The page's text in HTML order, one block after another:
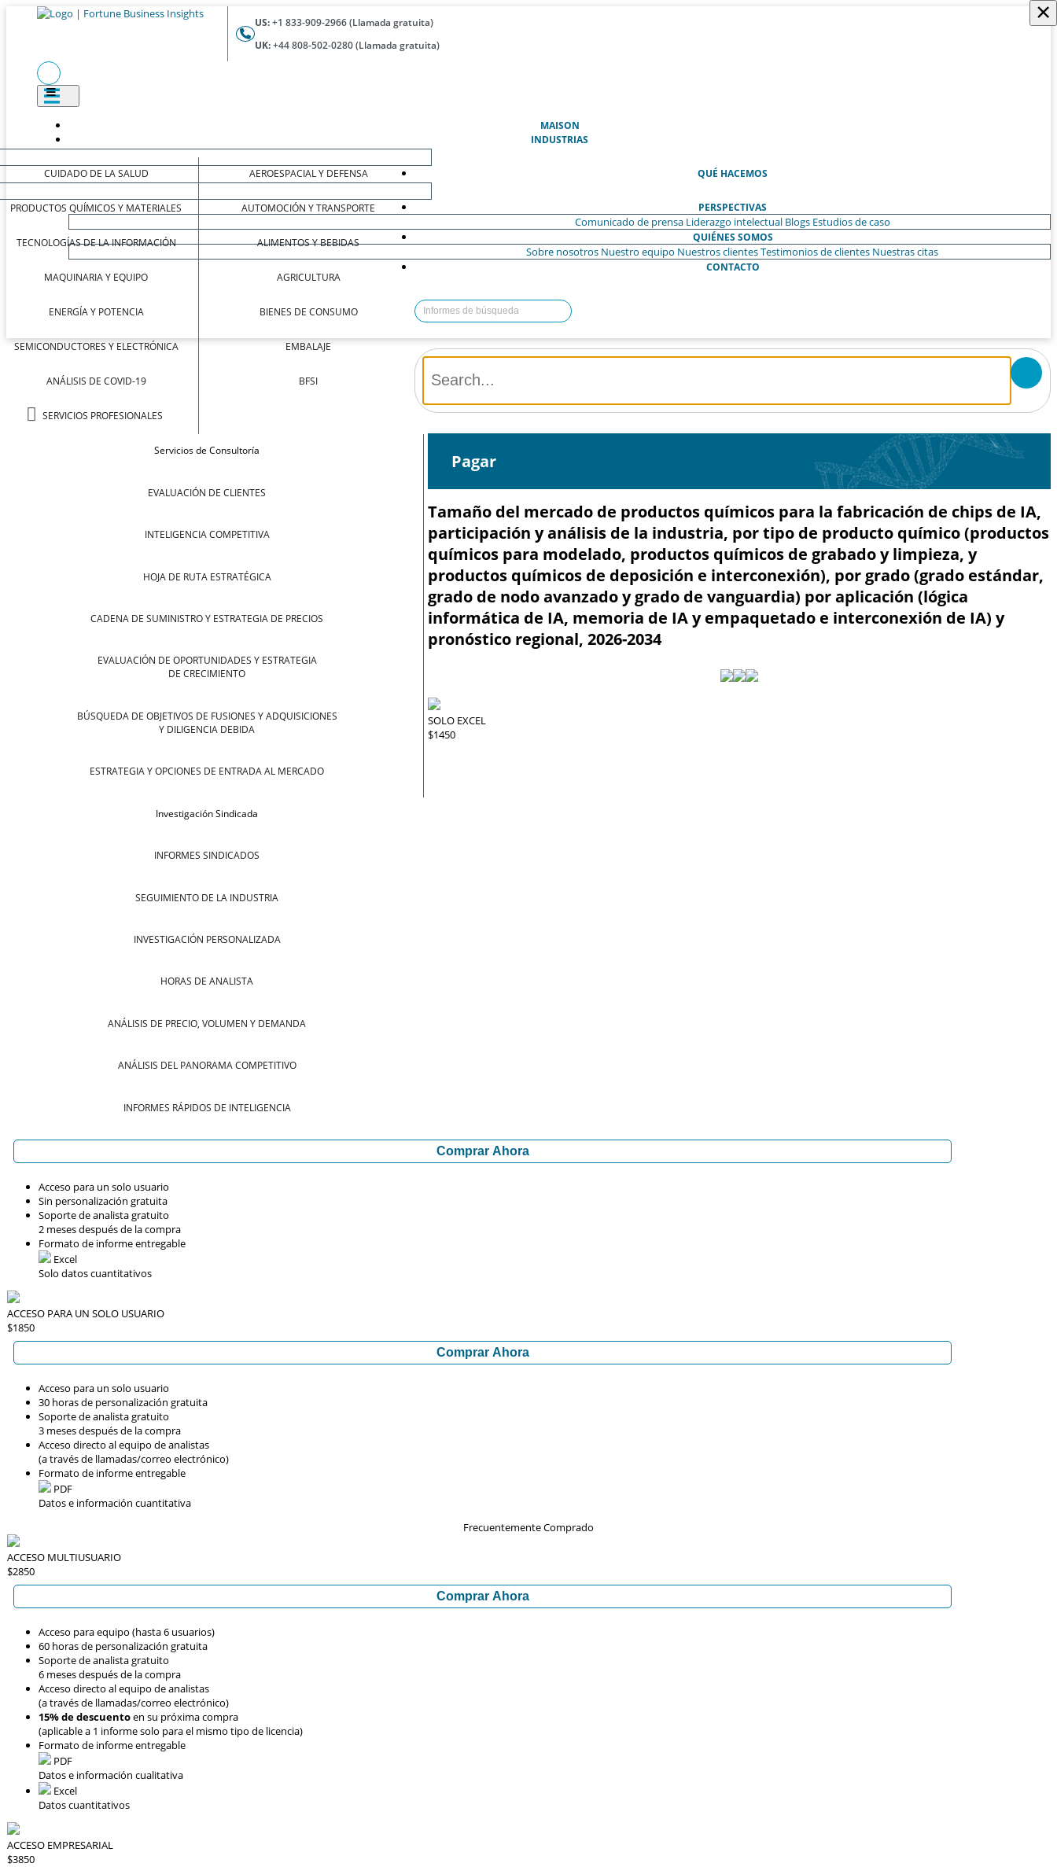
US:+1 833-909-2966 (Llamada gratuita)
UK:+44 808-502-0280 (Llamada gratuita)
MAISON(ACTUAL)
INDUSTRIAS
CUIDADO DE LA SALUD
PRODUCTOS QUÍMICOS Y MATERIALES
TECNOLOGÍAS DE LA INFORMACIÓN
MAQUINARIA Y EQUIPO
ENERGÍA Y POTENCIA
SEMICONDUCTORES Y ELECTRÓNICA
ANÁLISIS DE COVID-19
SERVICIOS PROFESIONALES
AEROESPACIAL Y DEFENSA
AUTOMOCIÓN Y TRANSPORTE
ALIMENTOS Y BEBIDAS
AGRICULTURA
BIENES DE CONSUMO
EMBALAJE
BFSI
QUÉ HACEMOS
Servicios de Consultoría
EVALUACIÓN DE CLIENTES
INTELIGENCIA COMPETITIVA
HOJA DE RUTA ESTRATÉGICA
CADENA DE SUMINISTRO Y ESTRATEGIA DE PRECIOS
EVALUACIÓN DE OPORTUNIDADES Y ESTRATEGIA
DE CRECIMIENTO
BÚSQUEDA DE OBJETIVOS DE FUSIONES Y ADQUISICIONES
Y DILIGENCIA DEBIDA
ESTRATEGIA Y OPCIONES DE ENTRADA AL MERCADO
Investigación Sindicada
INFORMES SINDICADOS
SEGUIMIENTO DE LA INDUSTRIA
INVESTIGACIÓN PERSONALIZADA
HORAS DE ANALISTA
ANÁLISIS DE PRECIO, VOLUMEN Y DEMANDA
ANÁLISIS DEL PANORAMA COMPETITIVO
INFORMES RÁPIDOS DE INTELIGENCIA
PERSPECTIVAS
Comunicado de prensa Liderazgo intelectual Blogs Estudios de caso
QUIÉNES SOMOS
Sobre nosotros Nuestro equipo Nuestros clientesTestimonios de clientes Nuestras citas
CONTACTO
×
Pagar
Tamaño del mercado de productos químicos para la fabricación de chips de IA,
participación y análisis de la industria, por tipo de producto químico (productos
químicos para modelado, productos químicos de grabado y limpieza, y
productos químicos de deposición e interconexión), por grado (grado estándar,
grado de nodo avanzado y grado de vanguardia) por aplicación (lógica
informática de IA, memoria de IA y empaquetado e interconexión de IA) y
pronóstico regional, 2026-2034
SOLO EXCEL
$1450
Comprar Ahora
Acceso para un solo usuario
Sin personalización gratuita
Soporte de analista gratuito
2 meses después de la compra
Formato de informe entregable
Excel
Solo datos cuantitativos
ACCESO PARA UN SOLO USUARIO
$1850
Comprar Ahora
Acceso para un solo usuario
30 horas de personalización gratuita
Soporte de analista gratuito
3 meses después de la compra
Acceso directo al equipo de analistas
(a través de llamadas/correo electrónico)
Formato de informe entregable
PDF
Datos e información cuantitativa
Frecuentemente Comprado
ACCESO MULTIUSUARIO
$2850
Comprar Ahora
Acceso para equipo (hasta 6 usuarios)
60 horas de personalización gratuita
Soporte de analista gratuito
6 meses después de la compra
Acceso directo al equipo de analistas
(a través de llamadas/correo electrónico)
15% de descuentoen su próxima compra
(aplicable a 1 informe solo para el mismo tipo de licencia)
Formato de informe entregable
PDF
Datos e información cualitativa
Excel
Datos cuantitativos
ACCESO EMPRESARIAL
$3850